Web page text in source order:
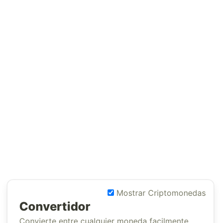
Mostrar Criptomonedas
Convertidor
Convierte entre cualquier moneda facilmente